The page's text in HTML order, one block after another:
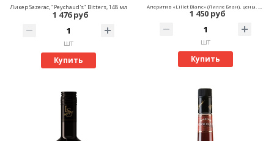
Ликер Sazerac, "Peychaud's" Bitters, 148 мл
1 476 руб
шт
Купить
Аперитив «Lillet Blanc» (Лилле Блан), цены. Купить «Lillet Blanc»
1 450 руб
шт
Купить